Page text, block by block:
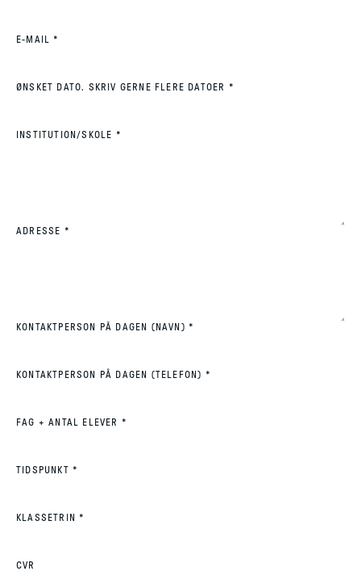
E-MAIL *
ØNSKET DATO. SKRIV GERNE FLERE DATOER *
INSTITUTION/SKOLE *
ADRESSE *
KONTAKTPERSON PÅ DAGEN (NAVN) *
KONTAKTPERSON PÅ DAGEN (TELEFON) *
FAG + ANTAL ELEVER *
TIDSPUNKT *
KLASSETRIN *
CVR